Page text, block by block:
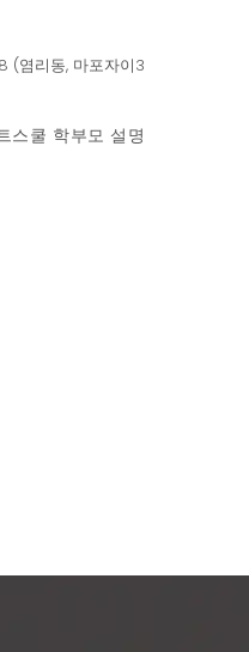
(염리동, 마포자이3
스쿨 학부모 설명